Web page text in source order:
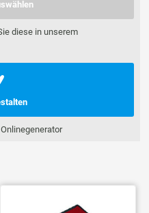
diese in unserem